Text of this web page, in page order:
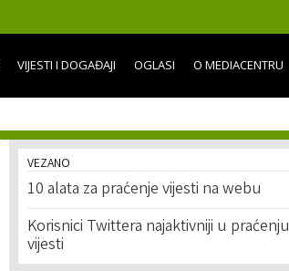
VIJESTI I DOGAĐAJI OGLASI O MEDIACENTRU
VEZANO
10 alata za praćenje vijesti na webu
Korisnici Twittera najaktivniji u praćenju
vijesti